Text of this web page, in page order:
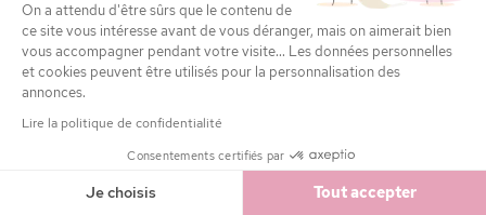
Ta peau change selon les saisons : plus sèche
en hiver, plus grasse et hâlée en été. Il peut être
utile d'avoir deux teintes et deux textures pour
s'adapter à ces variations naturelles.
On a attendu d'être sûrs que le contenu de
ce site vous intéresse avant de vous déranger, mais on aimerait bien
vous accompagner pendant votre visite... Les données personnelles
et cookies peuvent être utilisés pour la personnalisation des
annonces.
Lire la politique de confidentialité
Consentements certifiés par
Je choisis Tout accepter